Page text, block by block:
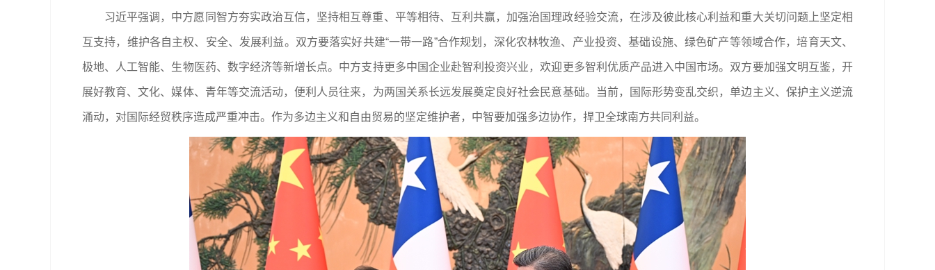
习近平强调，中方愿同智方夯实政治互信，坚持相互尊重、平等相待、互利共赢，加强治国理政经验交流，在涉及彼此核心利益和重大关切问题上坚定相
互支持，维护各自主权、安全、发展利益。双方要落实好共建“一带一路”合作规划，深化农林牧渔、产业投资、基础设施、绿色矿产等领域合作，培育天文、
极地、人工智能、生物医药、数字经济等新增长点。中方支持更多中国企业赴智利投资兴业，欢迎更多智利优质产品进入中国市场。双方要加强文明互鉴，开
展好教育、文化、媒体、青年等交流活动，便利人员往来，为两国关系长远发展奠定良好社会民意基础。当前，国际形势变乱交织，单边主义、保护主义逆流
涌动，对国际经贸秩序造成严重冲击。作为多边主义和自由贸易的坚定维护者，中智要加强多边协作，捍卫全球南方共同利益。